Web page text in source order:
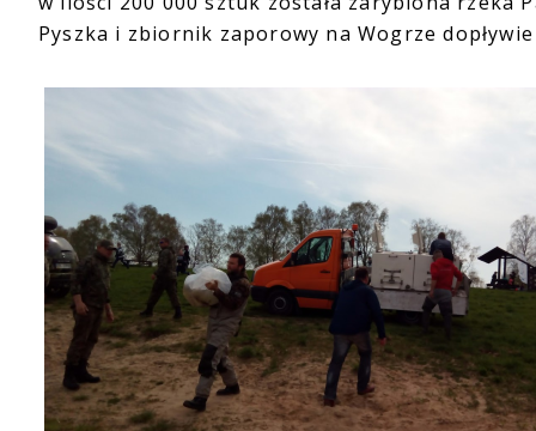
Pyszka i zbiornik zaporowy na Wogrze